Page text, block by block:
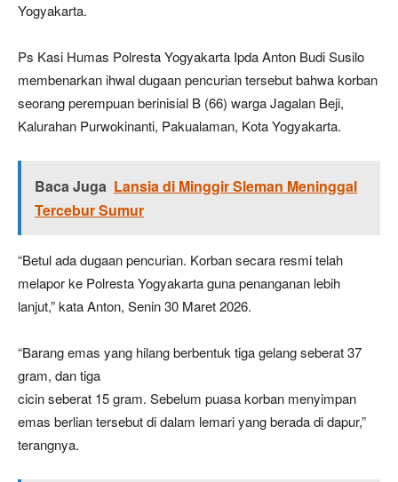
Yogyakarta.
Ps Kasi Humas Polresta Yogyakarta Ipda Anton Budi Susilo
membenarkan ihwal dugaan pencurian tersebut bahwa korban
seorang perempuan berinisial B (66) warga Jagalan Beji,
Kalurahan Purwokinanti, Pakualaman, Kota Yogyakarta.
Baca Juga Lansia di Minggir Sleman Meninggal
Tercebur Sumur
“Betul ada dugaan pencurian. Korban secara resmi telah
melapor ke Polresta Yogyakarta guna penanganan lebih
lanjut,” kata Anton, Senin 30 Maret 2026.
“Barang emas yang hilang berbentuk tiga gelang seberat 37
gram, dan tiga
cicin seberat 15 gram. Sebelum puasa korban menyimpan
emas berlian tersebut di dalam lemari yang berada di dapur,”
terangnya.